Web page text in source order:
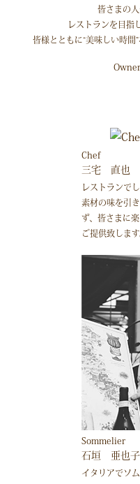
皆さまの
レストランを目指
皆様とともに“美味しい時間
Owner
Chef
三宅 直也
レストランで
素材の味を引
ず、皆さまに
ご提供致します
Sommelier
石垣 亜也子
イタリアでソ